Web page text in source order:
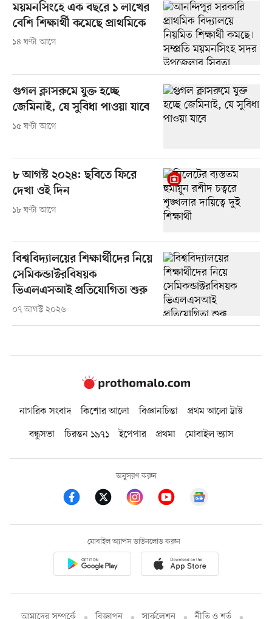
ময়মনসিংহে এক বছরে ১ লাখের
বেশি শিক্ষার্থী কমেছে প্রাথমিকে
১৪ ঘণ্টা আগে
গুগল ক্লাসরুমে যুক্ত হচ্ছে
জেমিনাই, যে সুবিধা পাওয়া যাবে
১৫ ঘণ্টা আগে
৮ আগস্ট ২০২৪: ছবিতে ফিরে
দেখা ওই দিন
১৮ ঘণ্টা আগে
বিশ্ববিদ্যালয়ের শিক্ষার্থীদের নিয়ে
সেমিকন্ডাক্টরবিষয়ক
ভিএলএসআই প্রতিযোগিতা শুরু
০৭ আগস্ট ২০২৬
নাগরিক সংবাদ কিশোর আলো বিজ্ঞানচিন্তা
প্রথম আলো ট্রাস্ট
বন্ধুসভা
চিরন্তন ১৯৭১ ইপেপার প্রথমা মোবাইল ভ্যাস
অনুসরণ করুন
মোবাইল অ্যাপস ডাউনলোড করুন